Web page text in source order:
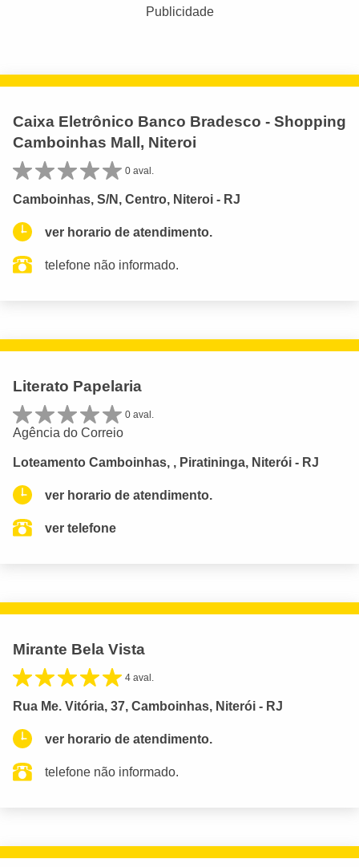
Publicidade
Caixa Eletrônico Banco Bradesco - Shopping
Camboinhas Mall, Niteroi
0 aval.
Camboinhas, S/N, Centro, Niteroi - RJ
ver horario de atendimento.
telefone não informado.
Literato Papelaria
0 aval.
Agência do Correio
Loteamento Camboinhas, , Piratininga, Niterói - RJ
ver horario de atendimento.
ver telefone
Mirante Bela Vista
4 aval.
Rua Me. Vitória, 37, Camboinhas, Niterói - RJ
ver horario de atendimento.
telefone não informado.